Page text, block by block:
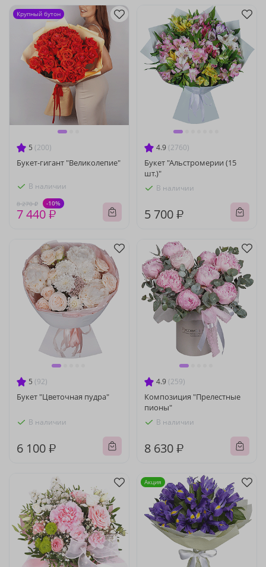
5 (200)
Букет-гигант "Великолепие"
В наличии
8 270 ₽ -10%
7 440 ₽
Крупный бутон
4.9 (2760)
Букет "Альстромерии (15
шт.)"
В наличии
5 700 ₽
5 (92)
Букет "Цветочная пудра"
В наличии
6 100 ₽
4.9 (259)
Композиция "Прелестные
пионы"
В наличии
8 630 ₽
Акция